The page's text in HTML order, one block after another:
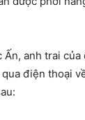
Ấn, anh trai
điện thoại